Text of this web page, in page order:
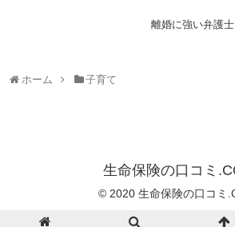
離婚に強い弁護
ホーム 子育て
生命保険の口コミ
© 2020 生命保険の口コミ